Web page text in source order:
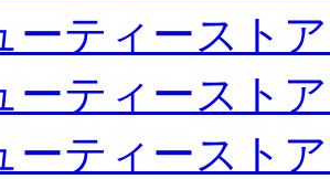
ーティースト
ーティースト
ーティースト